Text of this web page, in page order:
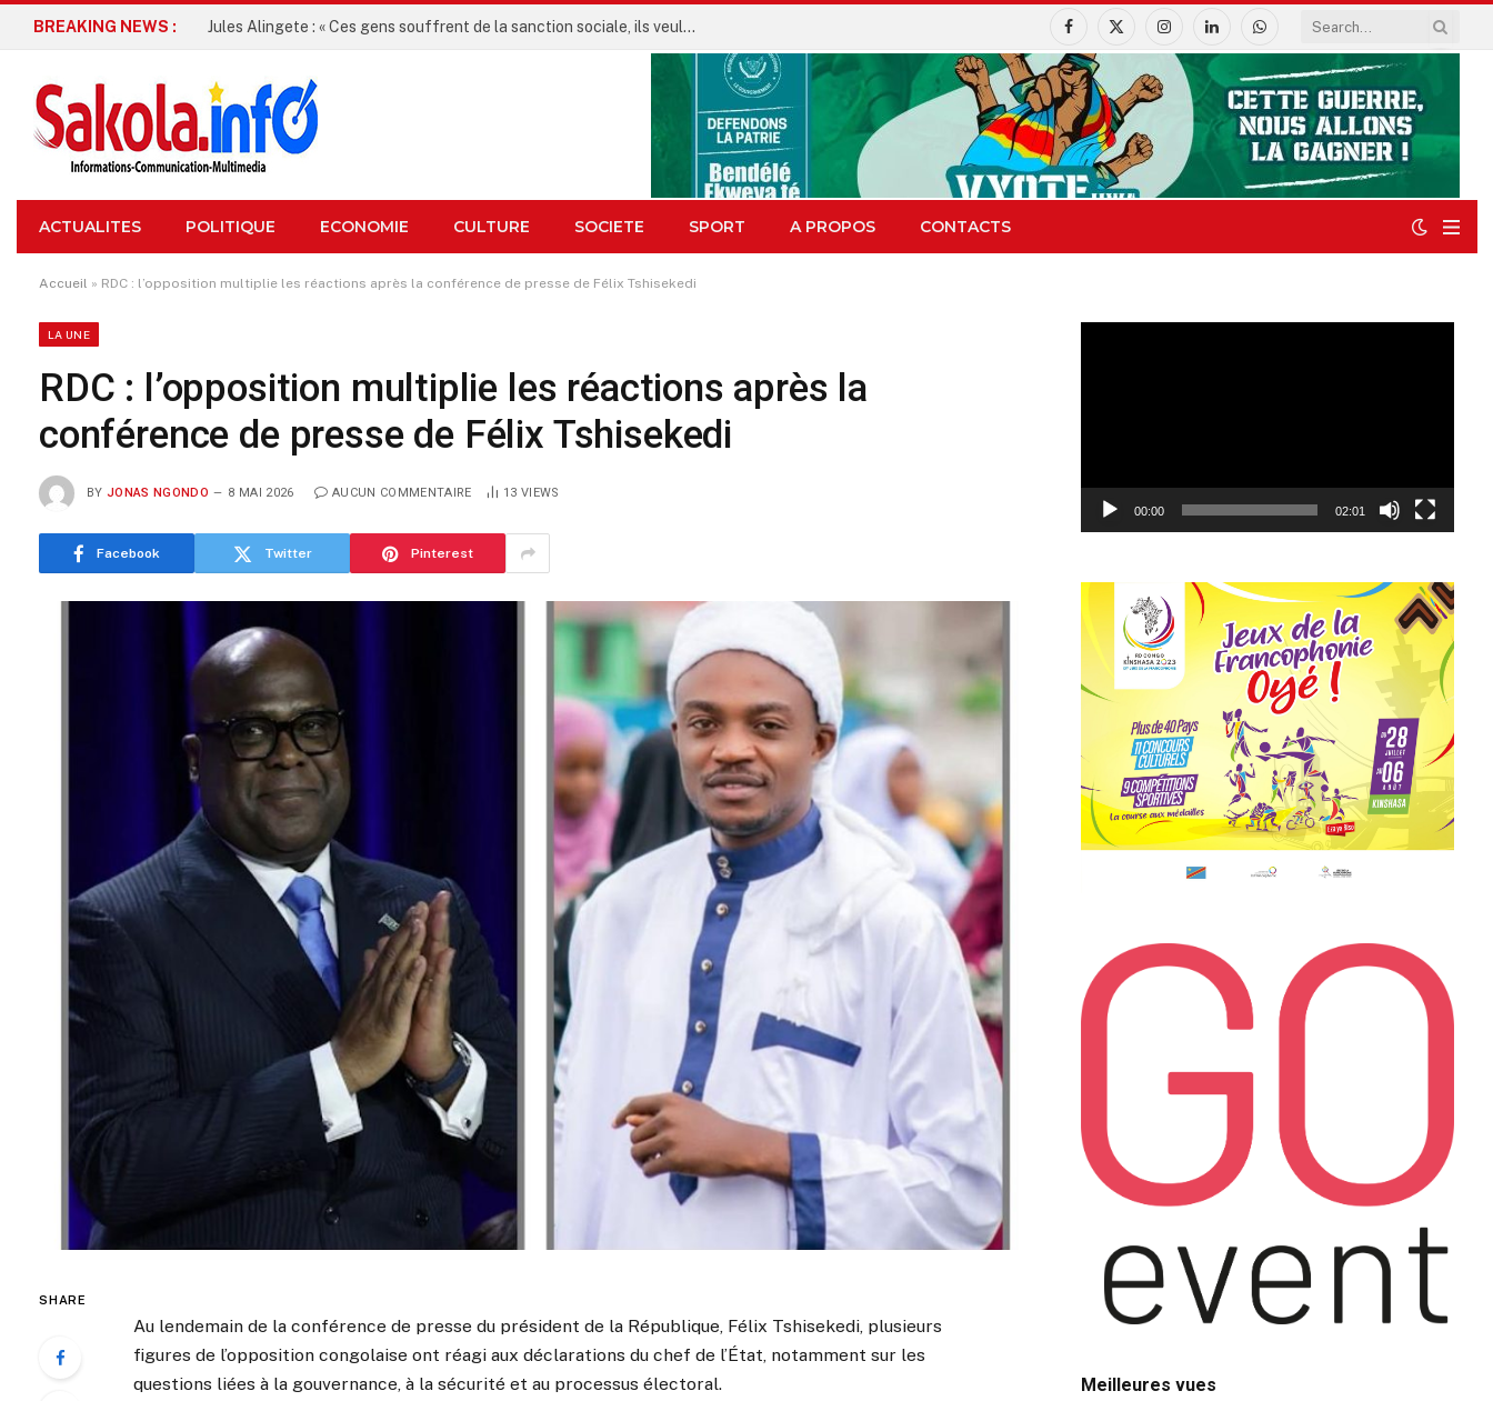
BREAKING NEWS : Le CEFOCK chez FATSHI
Facebook
X
(Twitter)
InstagramLinkedInWhatsApp
ACTUALITES POLITIQUE ECONOMIE CULTURE SOCIETE SPORT A PROPOS CONTACTS
Accueil » RDC : l’opposition multiplie les réactions après la conférence de presse de Félix Tshisekedi
LA UNE
RDC : l’opposition multiplie les réactions après la
conférence de presse de Félix Tshisekedi
BY JONAS NGONDO 8 MAI 2026 AUCUN COMMENTAIRE 13 VIEWS
Facebook Twitter Pinterest
SHARE
Au lendemain de la conférence de presse du président de la République, Félix Tshisekedi, plusieurs
figures de l’opposition congolaise ont réagi aux déclarations du chef de l’État, notamment sur les
questions liées à la gouvernance, à la sécurité et au processus électoral.
00:00 02:01
Meilleures vues